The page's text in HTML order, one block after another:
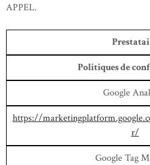
APPEL.
Politiques de
Google
https://
r/
Google Tag